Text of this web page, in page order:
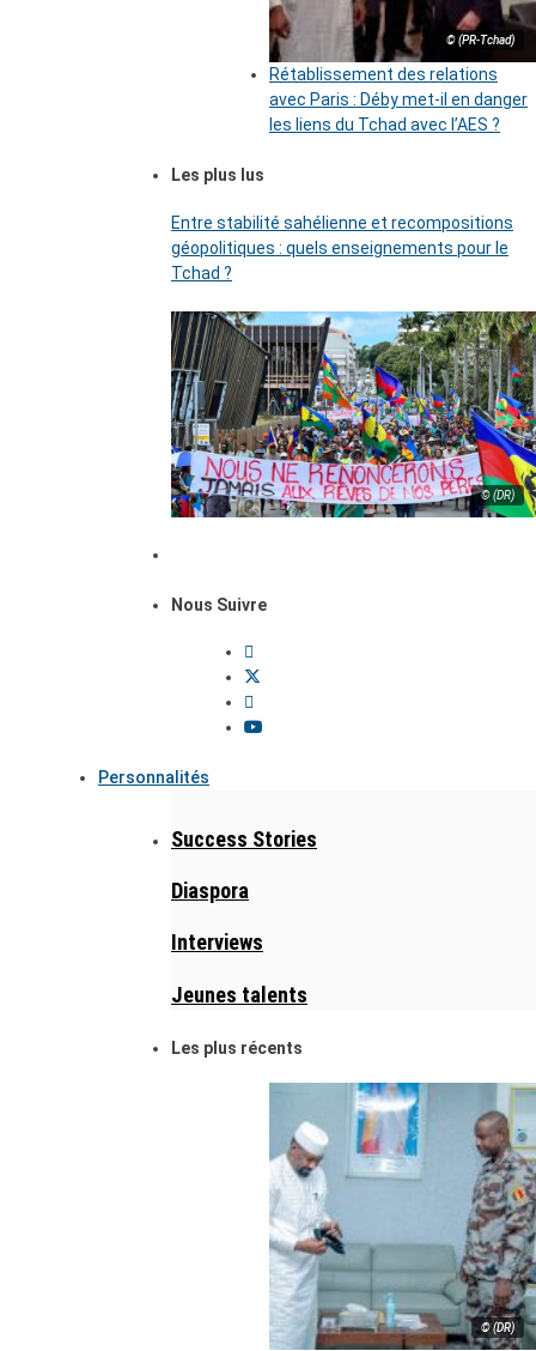
© (PR-Tchad)
Rétablissement des relations
avec Paris : Déby met-il en danger
les liens du Tchad avec l’AES ?
Les plus lus
Entre stabilité sahélienne et recompositions
géopolitiques : quels enseignements pour le
Tchad ?
© (DR)
Nous Suivre
Personnalités
Success Stories
Diaspora
Interviews
Jeunes talents
Les plus récents
© (DR)